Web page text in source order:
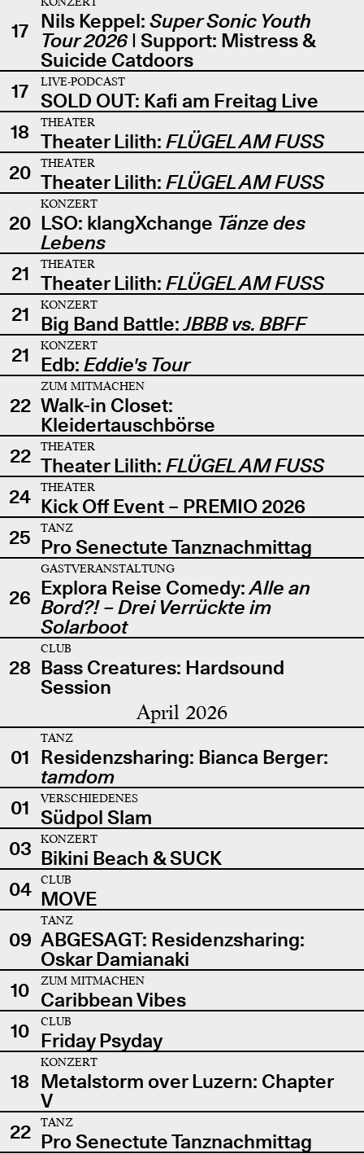
17 Nils Keppel: Super Sonic Youth
Tour 2026| Support: Mistress &
Suicide Catdoors
17
LIVE-PODCAST
SOLD OUT: Kafi am Freitag Live
18
THEATER
Theater Lilith: FLÜGEL AM FUSS
20
THEATER
Theater Lilith: FLÜGEL AM FUSS
20
KONZERT
LSO: klangXchange Tänze des
Lebens
21
THEATER
Theater Lilith: FLÜGEL AM FUSS
21
KONZERT
Big Band Battle:JBBB vs. BBFF
21
KONZERT
Edb: Eddie's Tour
22
ZUM MITMACHEN
Walk-in Closet:
Kleidertauschbörse
22
THEATER
Theater Lilith: FLÜGEL AM FUSS
24
THEATER
Kick Off Event – PREMIO 2026
25
TANZ
Pro Senectute Tanznachmittag
26
GASTVERANSTALTUNG
Explora Reise Comedy:Alle an
Bord?! – Drei Verrückte im
Solarboot
28
CLUB
Bass Creatures: Hardsound
Session
April 2026
01
TANZ
Residenzsharing: Bianca Berger:
tamdom
01
VERSCHIEDENES
Südpol Slam
03
KONZERT
Bikini Beach & SUCK
04
CLUB
MOVE
09
TANZ
ABGESAGT: Residenzsharing:
Oskar Damianaki
10
ZUM MITMACHEN
Caribbean Vibes
10
CLUB
Friday Psyday
18
KONZERT
Metalstorm over Luzern: Chapter
V
22
TANZ
Pro Senectute Tanznachmittag